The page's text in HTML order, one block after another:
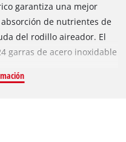
garantiza una mejor
de nutrientes de
del rodillo aireador. El
garras de acero inoxidable
SC 18/28 Li.